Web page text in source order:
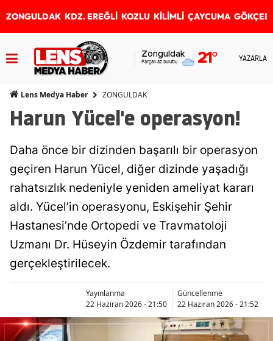
ZONGULDAK KDZ. EREĞLİ KOZLU KİLİMLİ ÇAYCUMA
Zonguldak
Parçalı az bulutlu 21° YAZARLAR
Lens Medya Haber ZONGULDAK
Harun Yücel'e operasyon!
Daha önce bir dizinden başarılı bir operasyon
geçiren Harun Yücel, diğer dizinde yaşadığı
rahatsızlık nedeniyle yeniden ameliyat kararı
aldı. Yücel’in operasyonu, Eskişehir Şehir
Hastanesi’nde Ortopedi ve Travmatoloji
Uzmanı Dr. Hüseyin Özdemir tarafından
gerçekleştirilecek.
Yayınlanma
22 Haziran 2026 - 21:50
Güncellenme
22 Haziran 2026 - 21:52